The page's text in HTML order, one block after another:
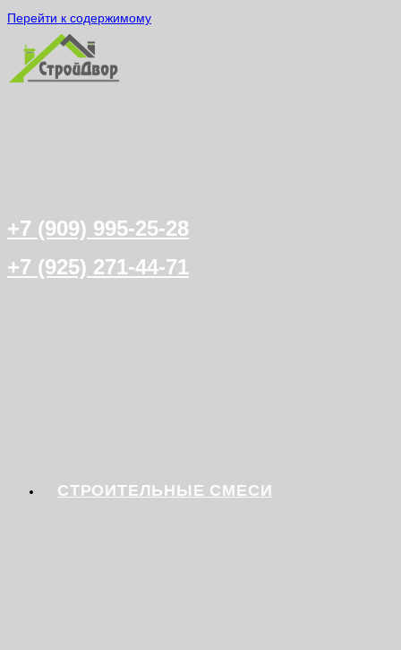
Перейти к содержимому
+7 (909) 995-25-28
+7 (925) 271-44-71
СТРОИТЕЛЬНЫЕ СМЕСИ